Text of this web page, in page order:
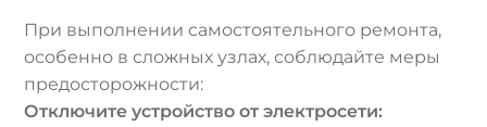
При выполнении самостоятельного ремонта,
особенно в сложных узлах, соблюдайте меры
предосторожности:
Отключите устройство от электросети: